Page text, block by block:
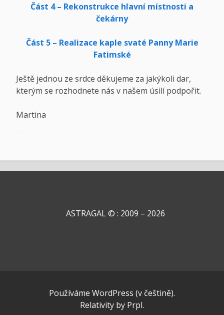
Část 4 – Rekonstrukce hlavní místnosti a
čekárny
Část 5 – Realizace kaple svaté Panny Marie
Fatimské
Ještě jednou ze srdce děkujeme za jakýkoli dar,
kterým se rozhodnete nás v našem úsilí podpořit.
Martina
ASTRAGAL © : 2009 – 2026
Používáme WordPress (v češtině).
Relativity by Prpl.